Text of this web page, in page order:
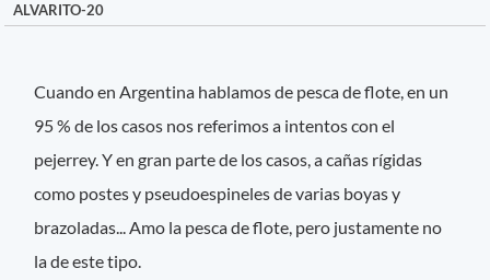
ALVARITO-20
Cuando en Argentina hablamos de pesca de flote, en un
95 % de los casos nos referimos a intentos con el
pejerrey. Y en gran parte de los casos, a cañas rígidas
como postes y pseudoespineles de varias boyas y
brazoladas... Amo la pesca de flote, pero justamente no
la de este tipo.